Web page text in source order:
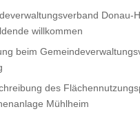
Donau-
willkommen
beim
des
Mühlheim